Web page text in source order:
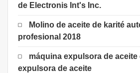
de Electronis Int's Inc.
Molino de aceite de karité
profesional 2018
máquina expulsora de
expulsora de aceite